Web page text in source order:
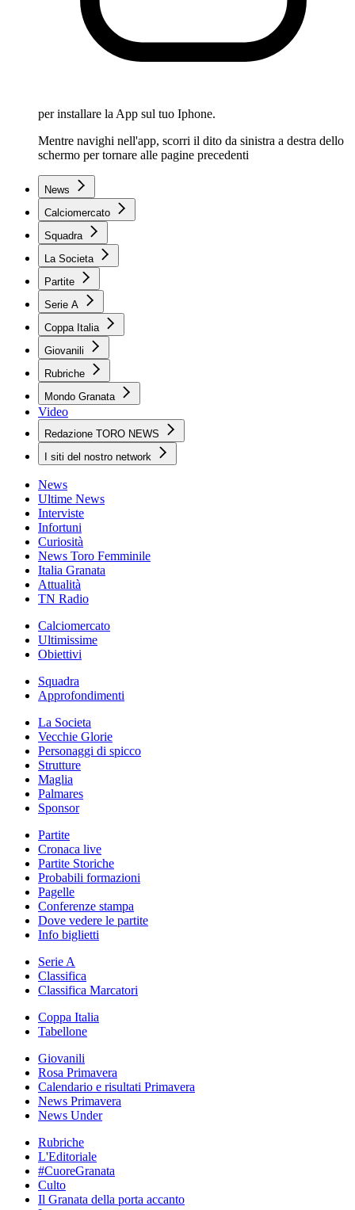
per installare la App sul tuo Iphone.
Mentre navighi nell'app, scorri il dito da sinistra a destra dello
schermo per tornare alle pagine precedenti
News
Calciomercato
Squadra
La Societa
Partite
Serie A
Coppa Italia
Giovanili
Rubriche
Mondo Granata
Video
Redazione TORO NEWS
I siti del nostro network
News
Ultime News
Interviste
Infortuni
Curiosità
News Toro Femminile
Italia Granata
Attualità
TN Radio
Calciomercato
Ultimissime
Obiettivi
Squadra
Approfondimenti
La Societa
Vecchie Glorie
Personaggi di spicco
Strutture
Maglia
Palmares
Sponsor
Partite
Cronaca live
Partite Storiche
Probabili formazioni
Pagelle
Conferenze stampa
Dove vedere le partite
Info biglietti
Serie A
Classifica
Classifica Marcatori
Coppa Italia
Tabellone
Giovanili
Rosa Primavera
Calendario e risultati Primavera
News Primavera
News Under
Rubriche
L'Editoriale
#CuoreGranata
Culto
Il Granata della porta accanto